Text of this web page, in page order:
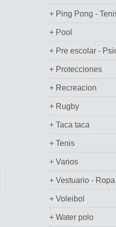
+ Ping Pong -
+ Pool
+ Pre escolar -
+ Protecciones
+ Recreacion
+ Rugby
+ Taca taca
+ Tenis
+ Varios
+ Vestuario - Ropa
+ Voleibol
+ Water polo